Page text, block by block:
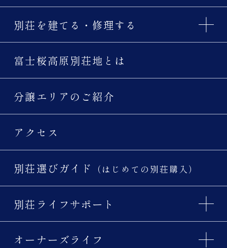
別荘を建てる・修理する
富士桜高原別荘地とは
分譲エリアのご紹介
アクセス
別荘選びガイド （はじめての別荘購入）
別荘ライフサポート
オーナーズライフ